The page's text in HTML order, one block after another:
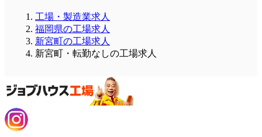
工場・製造業求人
福岡県の工場求人
新宮町の工場求人
新宮町・転勤なしの工場求人